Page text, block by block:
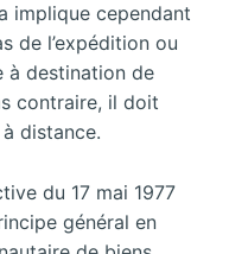
implique cependant
de l’expédition ou
à destination de
contraire, il doit
distance.
du 17 mai 1977
général en